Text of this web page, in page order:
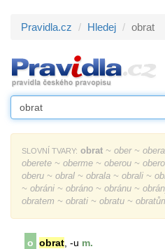
Pravidla.cz Hledej obrat
SLOVNÍ TVARY: obrat ~ ober ~
oberete ~ oberme ~ oberou ~
oberu ~ obral ~ obrala ~ obrali ~
~ obráni ~ obráno ~ obránu ~
obratem ~ obrati ~ obratu ~
o obrat , -u m.